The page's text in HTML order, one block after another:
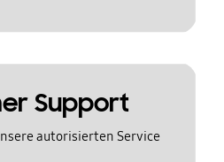
Support
autorisierten Service